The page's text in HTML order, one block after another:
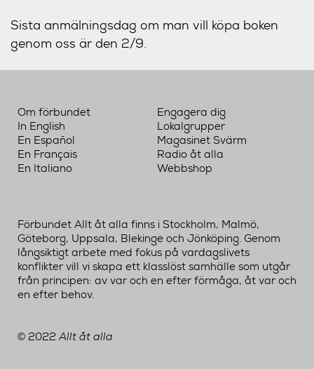
Sista anmälningsdag om man vill köpa boken
genom oss är den 2/9.
Om förbundet
In English
En Español
En Français
En Italiano
Engagera dig
Lokalgrupper
Magasinet Svärm
Radio åt alla
Webbshop
Förbundet Allt åt alla finns i Stockholm, Malmö,
Göteborg, Uppsala, Blekinge och Jönköping. Genom
långsiktigt arbete med fokus på vardagslivets
konflikter vill vi skapa ett klasslöst samhälle som utgår
från principen: av var och en efter förmåga, åt var och
en efter behov.
© 2022Allt åt alla